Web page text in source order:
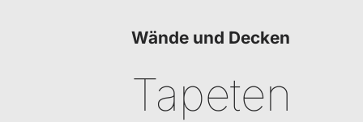
Wände und Decken
Tapeten